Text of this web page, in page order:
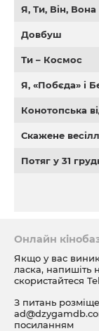
Я, Ти, Він, Вона
Довбуш
Ти – Космос
Я, «Побєда» і
Конотопська
Скажене
Потяг у 31
Онлайн
Якщо у вас
ласка, напишіть
скористайтеся
З питань
посиланням